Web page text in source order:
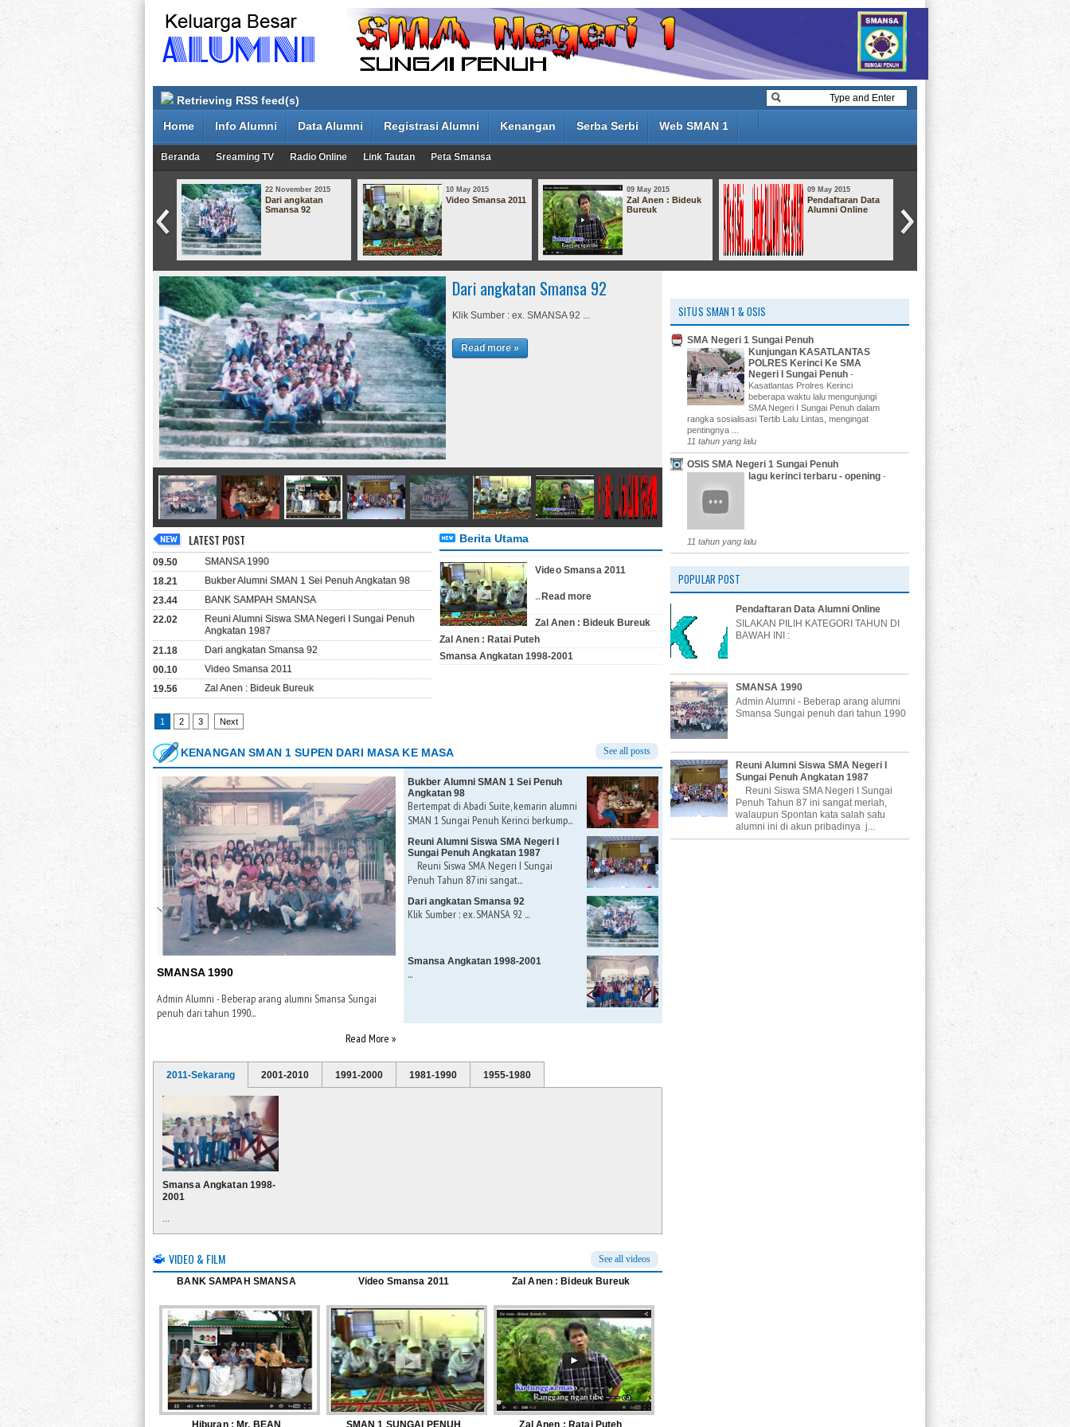
Retrieving RSS feed(s)
Home
Info Alumni Data Alumni Registrasi Alumni Kenangan Serba Serbi Web SMAN 1
Beranda Sreaming TV Radio Online Link Tautan Peta Smansa
Angkatan 1987
22 November 2015
Dari angkatan
Smansa 92
10 May 2015
Video Smansa 2011
09 May 2015
Zal Anen : Bideuk
Bureuk
09 May 2015
Pendaftaran Data
Alumni Online
Dari angkatan Smansa 92
Klik Sumber : ex. SMANSA 92 ...
Read more »
LATEST POST
09.50
SMANSA 1990
18.21
Bukber Alumni SMAN 1 Sei Penuh Angkatan 98
23.44
BANK SAMPAH SMANSA
22.02
Reuni Alumni Siswa SMA Negeri I Sungai Penuh
Angkatan 1987
21.18
Dari angkatan Smansa 92
00.10
Video Smansa 2011
19.56
Zal Anen : Bideuk Bureuk
1 2 3 Next
Berita Utama
Video Smansa 2011
... Read more
Zal Anen : Bideuk Bureuk
Zal Anen : Ratai Puteh
Smansa Angkatan 1998-2001
SITUS SMAN 1 & OSIS
SMA Negeri 1 Sungai Penuh
Kunjungan KASATLANTAS
POLRES Kerinci Ke SMA
Negeri I Sungai Penuh -
Kasatlantas Prolres Kerinci
beberapa waktu lalu mengunjungi
SMA Negeri I Sungai Penuh dalam
rangka sosialisasi Tertib Lalu Lintas, mengingat
pentingnya ...
11 tahun yang lalu
OSIS SMA Negeri 1 Sungai Penuh
lagu kerinci terbaru - opening -
11 tahun yang lalu
POPULAR POST
Pendaftaran Data Alumni Online
SILAKAN PILIH KATEGORI TAHUN DI
BAWAH INI :
SMANSA 1990
Admin Alumni - Beberap arang alumni
Smansa Sungai penuh dari tahun 1990
Reuni Alumni Siswa SMA Negeri I
Sungai Penuh Angkatan 1987
Reuni Siswa SMA Negeri I Sungai
Penuh Tahun 87 ini sangat meriah,
walaupun Spontan kata salah satu
alumni ini di akun pribadinya j...
See all posts
KENANGAN SMAN 1 SUPEN DARI MASA KE MASA
SMANSA 1990
Admin Alumni - Beberap arang alumni Smansa Sungai
penuh dari tahun 1990...
Read More »
Bukber Alumni SMAN 1 Sei Penuh
Angkatan 98
Bertempat di Abadi Suite, kemarin alumni
SMAN 1 Sungai Penuh Kerinci berkump...
Reuni Alumni Siswa SMA Negeri I
Sungai Penuh Angkatan 1987
Reuni Siswa SMA Negeri I Sungai
Penuh Tahun 87 ini sangat...
Dari angkatan Smansa 92
Klik Sumber : ex. SMANSA 92 ...
Smansa Angkatan 1998-2001
...
2011-Sekarang 2001-2010 1991-2000 1981-1990 1955-1980
Smansa Angkatan 1998-
2001
...
See all videos
VIDEO & FILM
BANK SAMPAH SMANSA Video Smansa 2011 Zal Anen : Bideuk Bureuk
Hiburan : Mr. BEAN SMAN 1 SUNGAI PENUH Zal Anen : Ratai Puteh